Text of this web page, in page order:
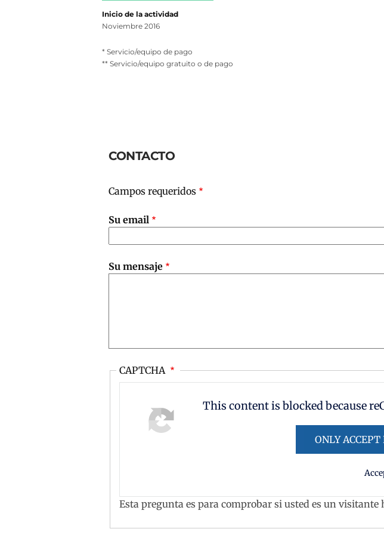
Inicio de la actividad
Noviembre 2016
* Servicio/equipo de pago
** Servicio/equipo gratuito o de pago
CONTACTO
Campos requeridos
Su email
Su mensaje
CAPTCHA
This content is blocked because
ONLY
Esta pregunta es para comprobar si usted es un